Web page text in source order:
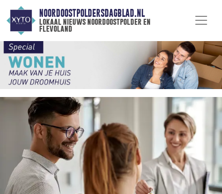
NOORDOOSTPOLDERSDAGBLAD.NL
lokaal nieuws noordoostpolder en
flevoland